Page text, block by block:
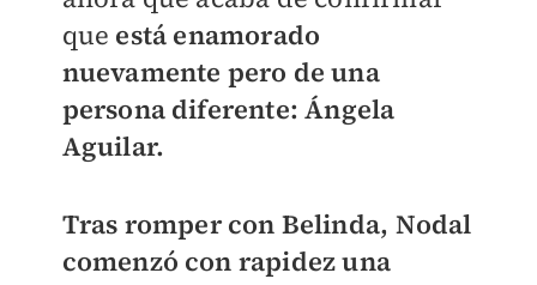
que está enamorado
nuevamente pero de una
persona diferente: Ángela
Aguilar.
Tras romper con Belinda, Nodal
comenzó con rapidez una